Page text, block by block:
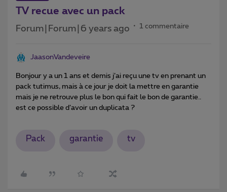
TV recue avec un pack
Forum|Forum|6 years ago 1 commentaire
JaasonVandeveire
Bonjour y a un 1 ans et demis j’ai reçu une tv en prenant un
pack tutimus, mais à ce jour je doit la mettre en garantie
mais je ne retrouve plus le bon qui fait le bon de garantie..
est ce possible d’avoir un duplicata ?
Pack garantie tv